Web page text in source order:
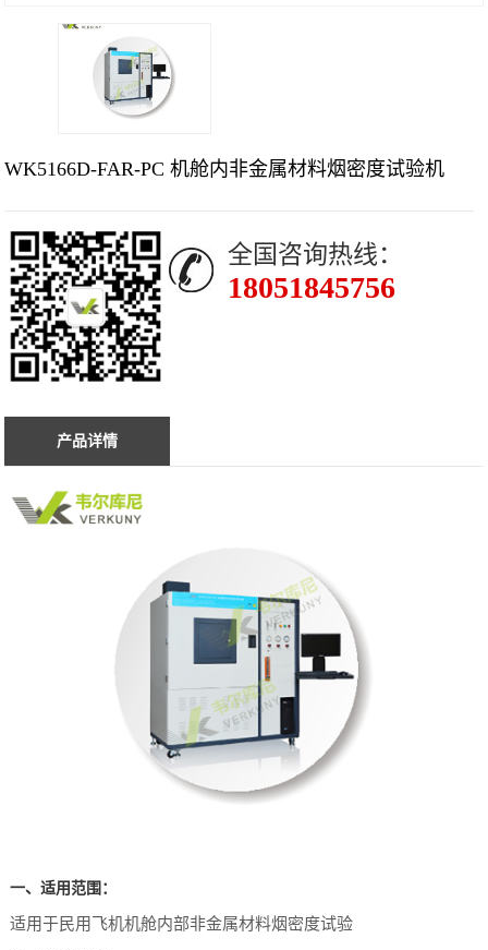
WK5166D-FAR-PC 机舱内非金属材料烟密度试验机
全国咨询热线：
18051845756
产品详情
一、适用范围：
适用于民用飞机机舱内部非金属材料烟密度试验